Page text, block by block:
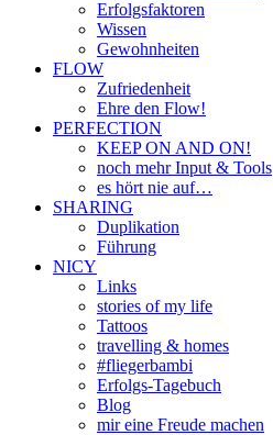
Erfolgsfaktoren
Wissen
Gewohnheiten
FLOW
Zufriedenheit
Ehre den Flow!
PERFECTION
KEEP ON AND ON!
noch mehr Input & Tools
es hört nie auf…
SHARING
Duplikation
Führung
NICY
Links
stories of my life
Tattoos
travelling & homes
#fliegerbambi
Erfolgs-Tagebuch
Blog
mir eine Freude machen